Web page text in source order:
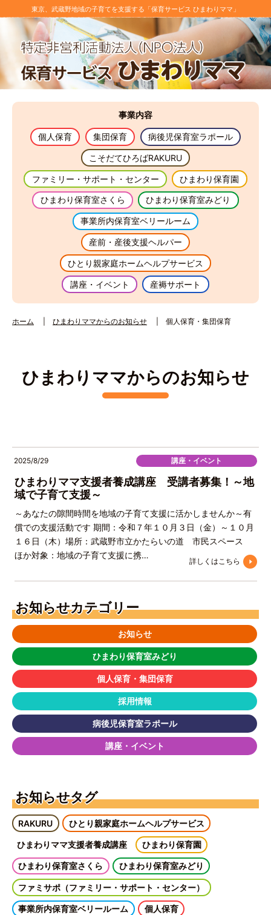
東京、武蔵野地域の子育てを支援する「保育サービス ひまわりママ」
事業内容
個人保育 集団保育 病後児保育室ラポール
こそだてひろばRAKURU
ファミリー・サポート・センター ひまわり保育園
ひまわり保育室さくら ひまわり保育室みどり
事業所内保育室ベリールーム
産前・産後支援ヘルパー
ひとり親家庭ホームヘルプサービス
講座・イベント 産褥サポート
ホーム ひまわりママからのお知らせ 個人保育・集団保育
ひまわりママからのお知らせ
2025/8/29 講座・イベント
ひまわりママ支援者養成講座 受講者募集！～地
域で子育て支援～
～あなたの隙間時間を地域の子育て支援に活かしませんか～有
償での支援活動です 期間：令和７年１０月３日（金）～１０月
１６日（木）場所：武蔵野市立かたらいの道 市民スペース
ほか対象：地域の子育て支援に携…
詳しくはこちら
お知らせカテゴリー
お知らせ
ひまわり保育室みどり
個人保育・集団保育
採用情報
病後児保育室ラポール
講座・イベント
お知らせタグ
RAKURU ひとり親家庭ホームヘルプサービス
ひまわりママ支援者養成講座 ひまわり保育園
ひまわり保育室さくら ひまわり保育室みどり
ファミサポ（ファミリー・サポート・センター）
事業所内保育室ベリールーム 個人保育